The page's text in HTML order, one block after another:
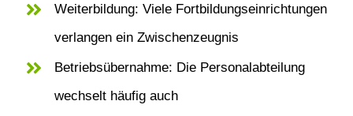
Weiterbildung: Viele Fortbildungseinrichtungen
verlangen ein Zwischenzeugnis
Betriebsübernahme: Die Personalabteilung
wechselt häufig auch